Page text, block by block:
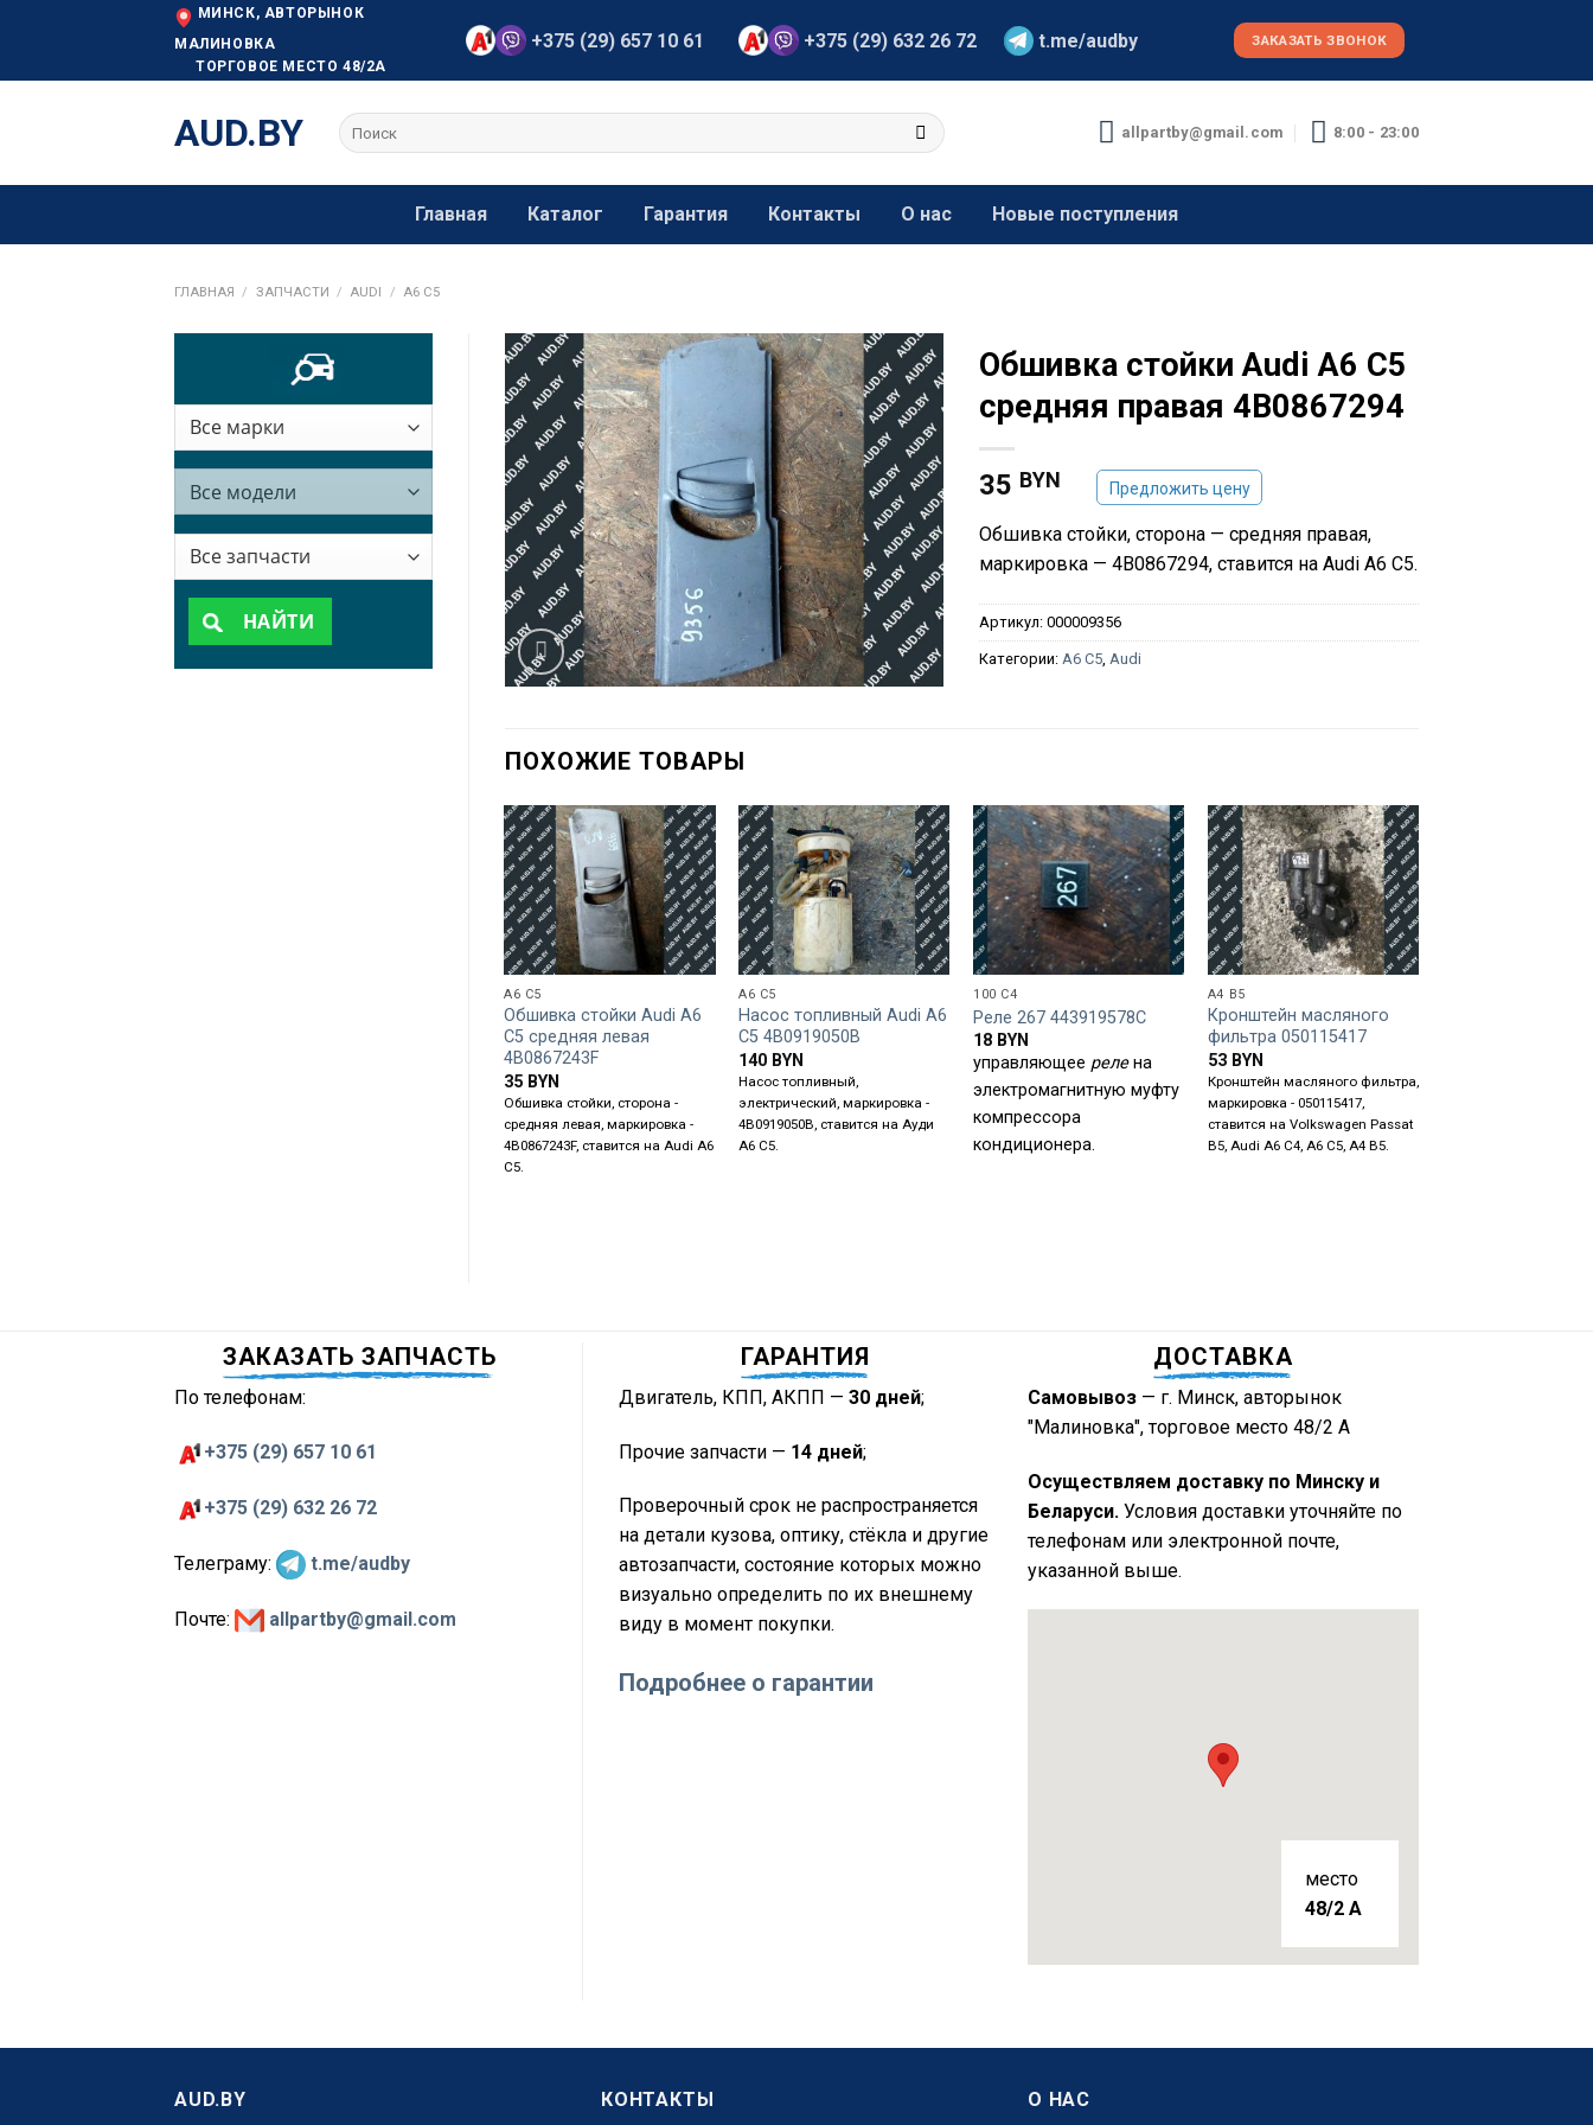
МИНСК, АВТОРЫНОК
МАЛИНОВКА
ТОРГОВОЕ МЕСТО 48/2А
+375 (29) 657 10 61 +375 (29) 632 26 72 t.me/audby ЗАКАЗАТЬ ЗВОНОК
AUD.BY Искать: allpartby@gmail.com 8:00 - 23:00
Главная Каталог Гарантия Контакты О нас Новые поступления
ГЛАВНАЯ / ЗАПЧАСТИ / AUDI / A6 C5
НАЙТИ
Обшивка стойки Audi A6 C5
средняя правая 4B0867294
35 BYN Предложить цену
Обшивка стойки, сторона — средняя правая,
маркировка — 4B0867294, ставится на Audi A6 C5.
Артикул:000009356
Категории: A6 C5 Audi
ПОХОЖИЕ ТОВАРЫ
A6 C5
Обшивка стойки Audi A6
C5 средняя левая
4B0867243F
35 BYN
Обшивка стойки, сторона -
средняя левая, маркировка -
4B0867243F, ставится на Audi A6
C5.
A6 C5
Насос топливный Audi A6
C5 4B0919050B
140 BYN
Насос топливный,
электрический, маркировка -
4B0919050B, ставится на Ауди
А6 С5.
100 C4
Реле 267 443919578C
18 BYN
управляющее релена
электромагнитную муфту
компрессора
кондиционера.
A4 B5
Кронштейн масляного
фильтра 050115417
53 BYN
Кронштейн масляного фильтра,
маркировка - 050115417,
ставится на Volkswagen Passat
B5, Audi A6 C4, A6 C5, A4 B5.
ЗАКАЗАТЬ ЗАПЧАСТЬ
По телефонам:
+375 (29) 657 10 61
+375 (29) 632 26 72
Телеграму: t.me/audby
Почте: allpartby@gmail.com
ГАРАНТИЯ
Двигатель, КПП, АКПП — 30 дней;
Прочие запчасти — 14 дней;
Проверочный срок не распространяется
на детали кузова, оптику, стёкла и другие
автозапчасти, состояние которых можно
визуально определить по их внешнему
виду в момент покупки.
Подробнее о гарантии
ДОСТАВКА
Самовывоз— г. Минск, авторынок
"Малиновка", торговое место 48/2 А
Осуществляем доставку по Минску и
Беларуси. Условия доставки уточняйте по
телефонам или электронной почте,
указанной выше.
место
48/2 A
AUD.BY КОНТАКТЫ О НАС